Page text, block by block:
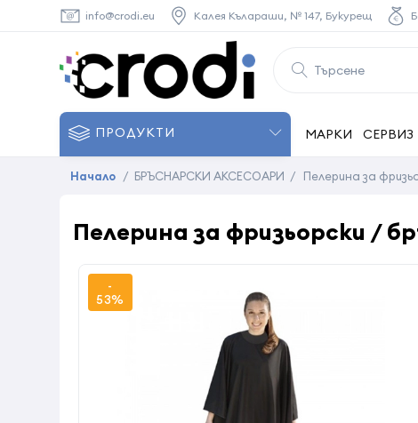
info@crodi.eu Калея Кълараши, № 147, Букурещ
ПРОДУКТИ МАРКИ СЕРВИЗ
Начало / БРЪСНАРСКИ АКСЕСОАРИ / Пелерина за
Пелерина за фризьорски /
-
53%